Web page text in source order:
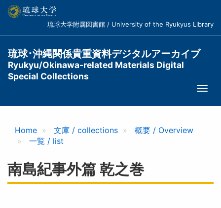
コ
琉球大学附属図書館 / University of the Ryukyus Library
琉球･沖縄関係貴重資料デジタルアーカイブ
Ryukyu/Okinawa-related Materials Digital
Special Collections
Home 文庫 / collections
概要 / Overview
一覧 / list
南島紀事外篇 乾之巻